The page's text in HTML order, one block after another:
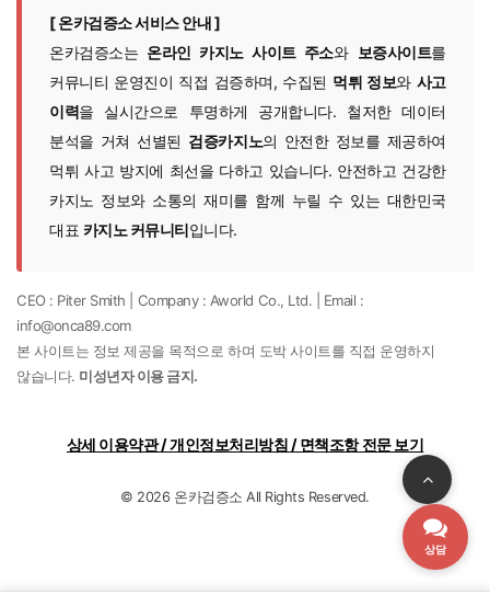
[ 온카검증소 서비스 안내 ]
온카검증소는 온라인 카지노 사이트 주소와 보증사이트를
커뮤니티 운영진이 직접 검증하며, 수집된 먹튀 정보와 사고
이력을 실시간으로 투명하게 공개합니다. 철저한 데이터
분석을 거쳐 선별된 검증카지노의 안전한 정보를 제공하여
먹튀 사고 방지에 최선을 다하고 있습니다. 안전하고 건강한
카지노 정보와 소통의 재미를 함께 누릴 수 있는 대한민국
대표 카지노 커뮤니티입니다.
CEO : Piter Smith | Company : Aworld Co., Ltd. | Email :
info@onca89.com
본 사이트는 정보 제공을 목적으로 하며 도박 사이트를 직접 운영하지
않습니다. 미성년자 이용 금지.
상세 이용약관 / 개인정보처리방침 / 면책조항 전문 보기
© 2026 온카검증소 All Rights Reserved.
상담